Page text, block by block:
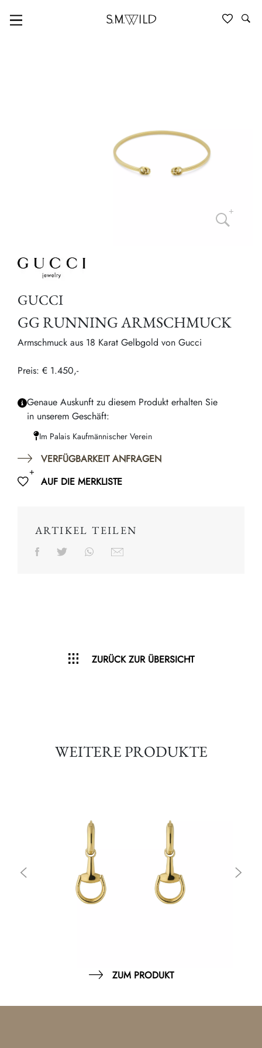
GUCCI
GG RUNNING ARMSCHMUCK
Armschmuck aus 18 Karat Gelbgold von Gucci
Preis: € 1.450,-
Genaue Auskunft zu diesem Produkt erhalten Sie
in unserem Geschäft:
Im Palais Kaufmännischer Verein
VERFÜGBARKEIT ANFRAGEN
AUF DIE MERKLISTE
ARTIKEL TEILEN
ZURÜCK ZUR ÜBERSICHT
WEITERE PRODUKTE
ZUM PRODUKT